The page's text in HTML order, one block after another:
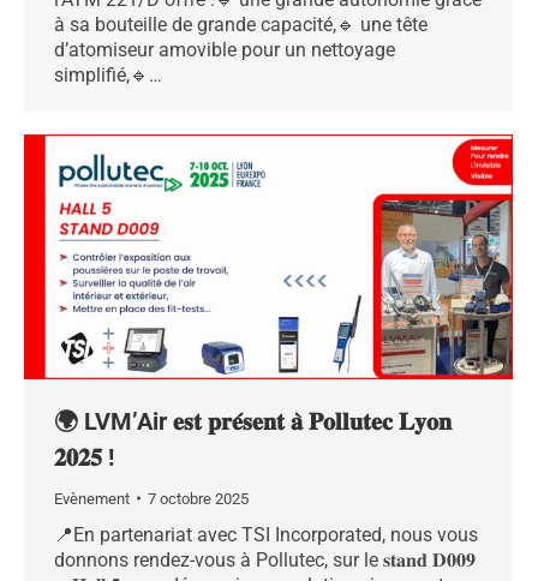
à sa bouteille de grande capacité,🔹 une tête
d’atomiseur amovible pour un nettoyage
simplifié,🔹…
🌍 LVM’Air 𝐞𝐬𝐭 𝐩𝐫𝐞́𝐬𝐞𝐧𝐭 𝐚̀ 𝐏𝐨𝐥𝐥𝐮𝐭𝐞𝐜 𝐋𝐲𝐨𝐧
𝟐𝟎𝟐𝟓 !
Evènement 7 octobre 2025
📍En partenariat avec TSI Incorporated, nous vous
donnons rendez-vous à Pollutec, sur le 𝐬𝐭𝐚𝐧𝐝 𝐃𝟎𝟎𝟗